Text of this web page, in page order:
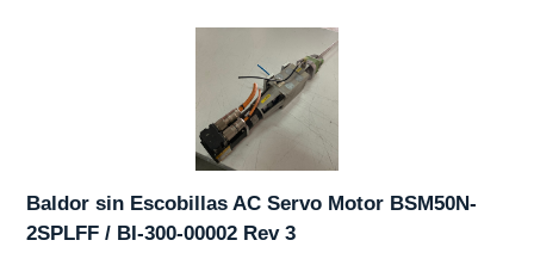
Baldor sin Escobillas AC Servo Motor BSM50N-
2SPLFF / BI-300-00002 Rev 3